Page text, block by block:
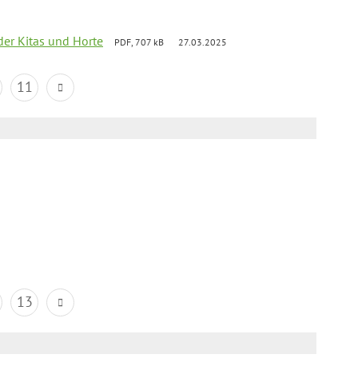
Kitas und Horte PDF, 707 kB 27.03.2025
11
13